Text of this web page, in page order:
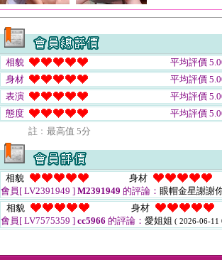
相貌
平均評價
身材
平均評價
表演
平均評價
態度
平均評價
註﹕最高值 5分
相貌
身材
會員[ LV2391949 ] M2391949 的評論： 眼帽金星謝謝
相貌
身材
會員[ LV7575359 ] cc5966 的評論： 愛姐姐 ( 2026-06-11